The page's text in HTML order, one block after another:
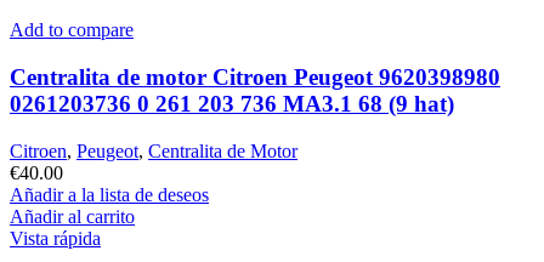
Add to compare
Centralita de motor Citroen Peugeot 9620398980
0261203736 0 261 203 736 MA3.1 68 (9 hat)
Citroen, Peugeot, Centralita de Motor
€40.00
Añadir a la lista de deseos
Añadir al carrito
Vista rápida